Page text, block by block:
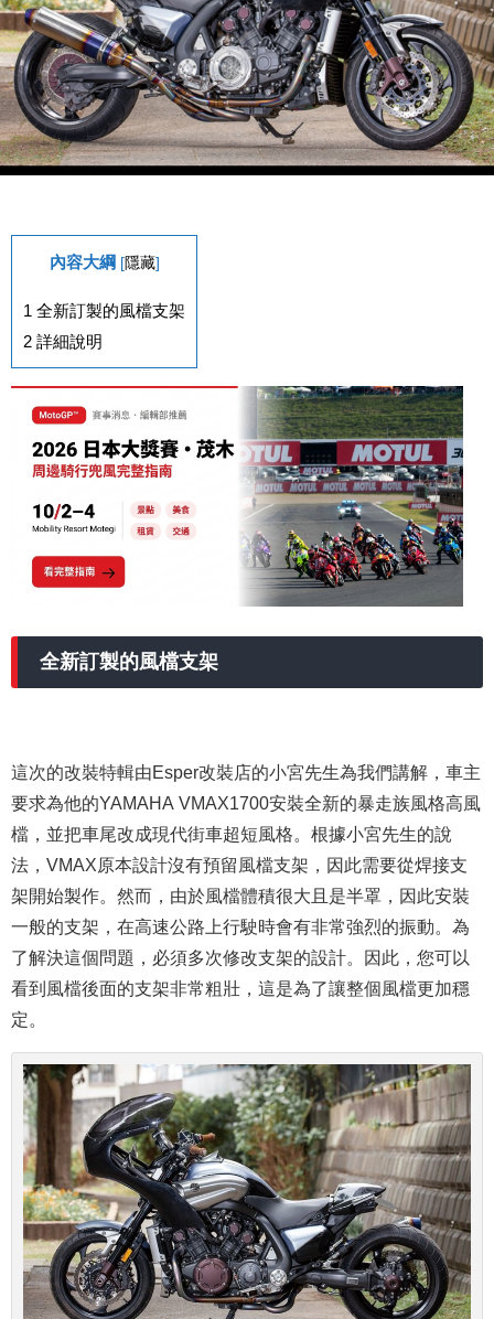
內容大綱 [隱藏]
1 全新訂製的風檔支架
2 詳細說明
全新訂製的風檔支架
這次的改裝特輯由Esper改裝店的小宮先生為我們講解，車主
要求為他的YAMAHA VMAX1700安裝全新的暴走族風格高風
檔，並把車尾改成現代街車超短風格。根據小宮先生的說
法，VMAX原本設計沒有預留風檔支架，因此需要從焊接支
架開始製作。然而，由於風檔體積很大且是半罩，因此安裝
一般的支架，在高速公路上行駛時會有非常強烈的振動。為
了解決這個問題，必須多次修改支架的設計。因此，您可以
看到風檔後面的支架非常粗壯，這是為了讓整個風檔更加穩
定。